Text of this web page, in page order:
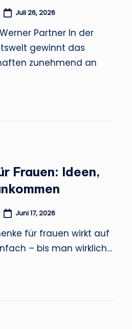
e
r
.
Juli 26, 2026
Partner In der
gewinnt das
zunehmend an
Frauen: Ideen,
Juni 17, 2026
für frauen wirkt auf
– bis man wirklich…